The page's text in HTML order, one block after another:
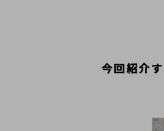
今回紹介